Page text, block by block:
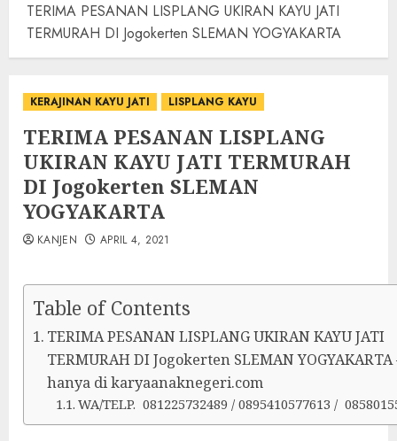
TERIMA PESANAN LISPLANG UKIRAN KAYU JATI
TERMURAH DI Jogokerten SLEMAN YOGYAKARTA
KERAJINAN KAYU JATI LISPLANG KAYU
TERIMA PESANAN LISPLANG
UKIRAN KAYU JATI TERMURAH
DI Jogokerten SLEMAN
YOGYAKARTA
KANJEN APRIL 4, 2021
Table of Contents
TERIMA PESANAN LISPLANG UKIRAN KAYU JATI
TERMURAH DI Jogokerten SLEMAN YOGYAKARTA
hanya di karyaanaknegeri.com
WA/TELP. 081225732489 / 0895410577613 /